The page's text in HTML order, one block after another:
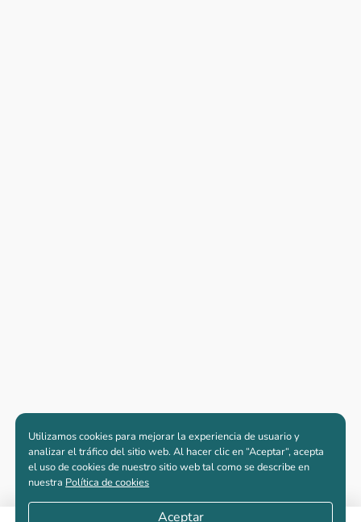
Utilizamos cookies para mejorar la experiencia de usuario y
analizar el tráfico del sitio web. Al hacer clic en “Aceptar“, acepta
el uso de cookies de nuestro sitio web tal como se describe en
nuestra Política de cookies
Aceptar